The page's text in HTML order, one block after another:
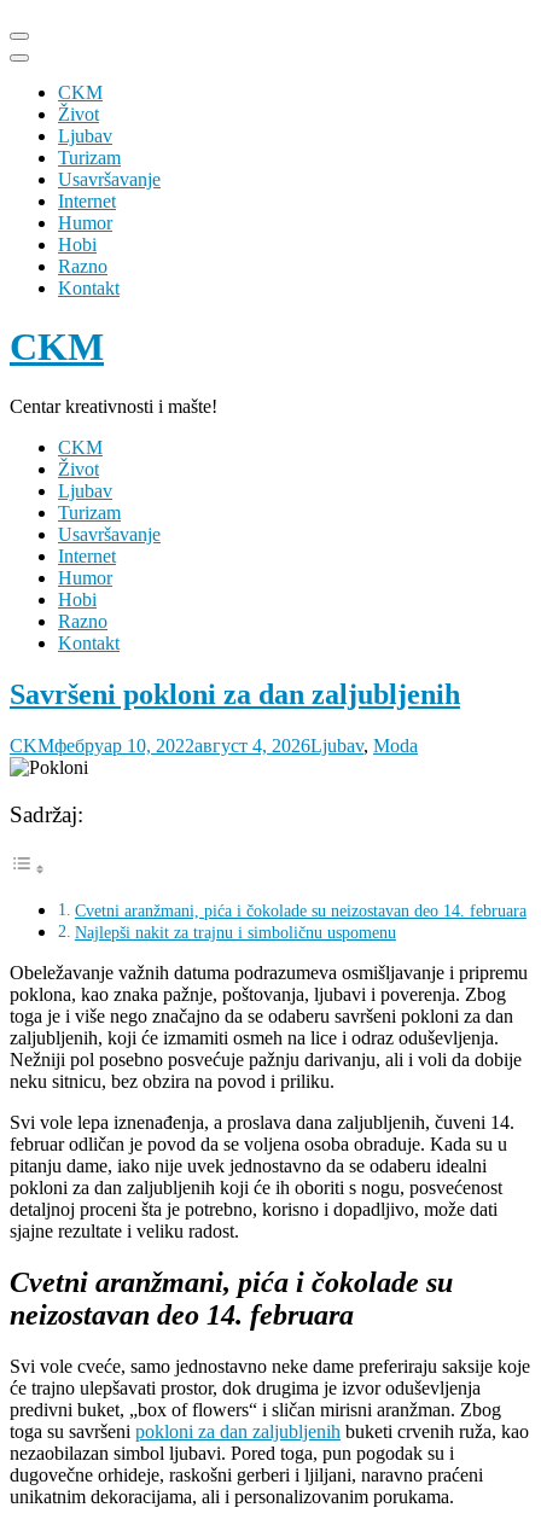
Skip
to
(Press
Enter)
CKM
Život
Ljubav
Turizam
Usavršavanje
Internet
Humor
Hobi
Razno
Kontakt
CKM
Centar kreativnosti i mašte!
CKM
Život
Ljubav
Turizam
Usavršavanje
Internet
Humor
Hobi
Razno
Kontakt
Savršeni pokloni za dan zaljubljenih
CKMфебруар 10, 2022август 4, 2026Ljubav, Moda
Sadržaj:
Cvetni aranžmani, pića i čokolade su neizostavan deo 14. februara
Najlepši nakit za trajnu i simboličnu uspomenu
Obeležavanje važnih datuma podrazumeva osmišljavanje i pripremu
poklona, kao znaka pažnje, poštovanja, ljubavi i poverenja. Zbog
toga je i više nego značajno da se odaberu savršeni pokloni za dan
zaljubljenih, koji će izmamiti osmeh na lice i odraz oduševljenja.
Nežniji pol posebno posvećuje pažnju darivanju, ali i voli da dobije
neku sitnicu, bez obzira na povod i priliku.
Svi vole lepa iznenađenja, a proslava dana zaljubljenih, čuveni 14.
februar odličan je povod da se voljena osoba obraduje. Kada su u
pitanju dame, iako nije uvek jednostavno da se odaberu idealni
pokloni za dan zaljubljenih koji će ih oboriti s nogu, posvećenost
detaljnoj proceni šta je potrebno, korisno i dopadljivo, može dati
sjajne rezultate i veliku radost.
Cvetni aranžmani, pića i čokolade su
neizostavan deo 14. februara
Svi vole cveće, samo jednostavno neke dame preferiraju saksije koje
će trajno ulepšavati prostor, dok drugima je izvor oduševljenja
predivni buket, „box of flowers“ i sličan mirisni aranžman. Zbog
toga su savršeni pokloni za dan zaljubljenih buketi crvenih ruža, kao
nezaobilazan simbol ljubavi. Pored toga, pun pogodak su i
dugovečne orhideje, raskošni gerberi i ljiljani, naravno praćeni
unikatnim dekoracijama, ali i personalizovanim porukama.